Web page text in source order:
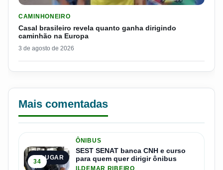
CAMINHONEIRO
Casal brasileiro revela quanto ganha dirigindo
caminhão na Europa
3 de agosto de 2026
Mais comentadas
1º LUGAR
34
ÔNIBUS
SEST SENAT banca CNH e curso
para quem quer dirigir ônibus
ILDEMAR RIBEIRO